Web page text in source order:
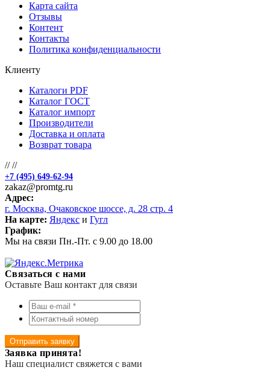
Карта сайта
Отзывы
Контент
Контакты
Политика конфиденциальности
Клиенту
Каталоги PDF
Каталог ГОСТ
Каталог импорт
Производители
Доставка и оплата
Возврат товара
////
+7 (495) 649-62-94
zakaz@promtg.ru
Адрес:
г. Москва, Очаковское шоссе, д. 28 стр. 4
На карте: Яндекс и Гугл
График:
Мы на связи Пн.-Пт. с 9.00 до 18.00
Связаться с нами
Оставьте Ваш контакт для связи
Отправить заявку
Заявка принята!
Наш специалист свяжется с вами